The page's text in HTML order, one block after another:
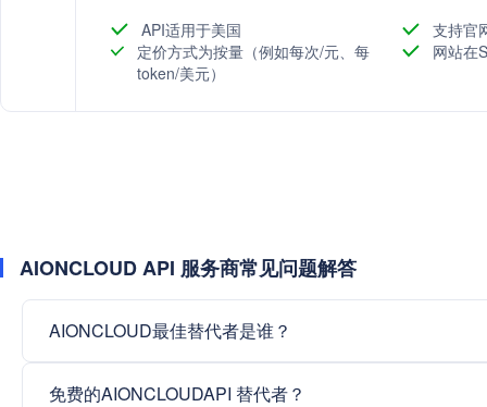
API适用于美国
支持官
定价方式为按量（例如每次/元、每
token/美元）
网站在
AIONCLOUD API 服务商常见问题解答
AIONCLOUD最佳替代者是谁？
免费的AIONCLOUDAPI 替代者？